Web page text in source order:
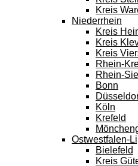
Kreis
Niederrhein
Kreis
Kreis
Kreis
Rhein-
Rhein-
Bonn
Köln
Krefeld
Ostwestfalen-
Bielefeld
Kreis